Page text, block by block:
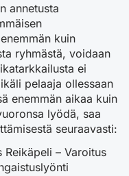
annetusta
kuin
ryhmästä, voidaan
ei
pelaaja ollessaan
enemmän aikaa kuin
lyödä, saa
seuraavasti:
– Varoitus